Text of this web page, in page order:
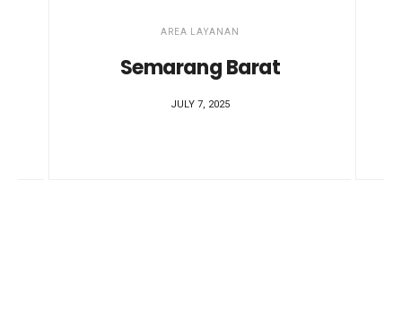
AREA LAYANAN
Semarang Barat
JULY 7, 2025